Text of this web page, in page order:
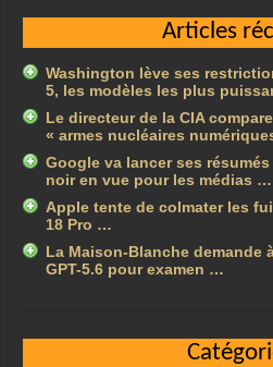
Articles
Washington lève ses
5, les modèles les plus
Le directeur de la CIA
« armes nucléaires
Google va lancer ses
noir en vue pour les médias …
Apple tente de colmater les
18 Pro …
La Maison-Blanche demande
GPT-5.6 pour examen …